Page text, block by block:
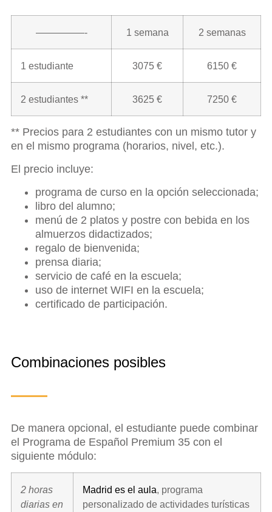
—————- 1 semana 2 semanas
1 estudiante 3075 € 6150 €
2 estudiantes ** 3625 € 7250 €
** Precios para 2 estudiantes con un mismo tutor y
en el mismo programa (horarios, nivel, etc.).
El precio incluye:
programa de curso en la opción seleccionada;
libro del alumno;
menú de 2 platos y postre con bebida en los
almuerzos didactizados;
regalo de bienvenida;
prensa diaria;
servicio de café en la escuela;
uso de internet WIFI en la escuela;
certificado de participación.
Combinaciones posibles
De manera opcional, el estudiante puede combinar
el Programa de Español Premium 35 con el
siguiente módulo:
2 horas
diarias en
Madrid es el aula, programa
personalizado de actividades turísticas